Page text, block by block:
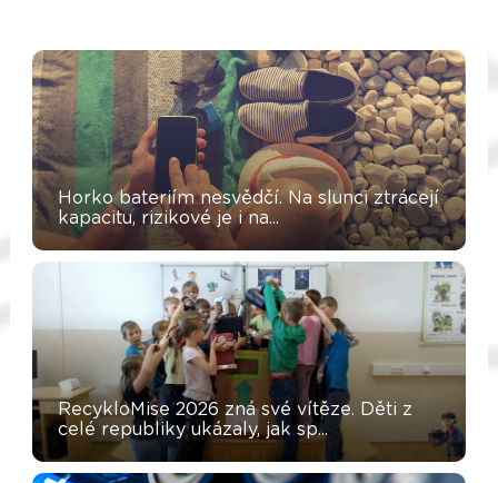
Horko bateriím nesvědčí. Na slunci ztrácejí
kapacitu, rizikové je i na...
RecykloMise 2026 zná své vítěze. Děti z
celé republiky ukázaly, jak sp...